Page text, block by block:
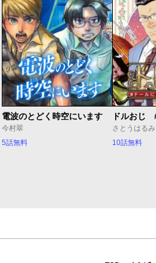
電波のとどく時空にいます
今村翠
5話無料
さとうはるみ
10話無料